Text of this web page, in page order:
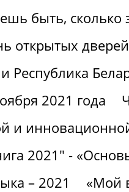
быть, сколько
открытых
Республика
2021 года
и
2021" -
– 2021
«Мой